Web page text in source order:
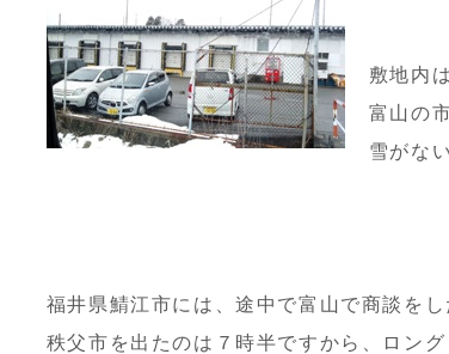
敷地内
富山の
雪がな
福井県鯖江市には、途中で富山で商談を
秩父市を出たのは７時半ですから、ロング